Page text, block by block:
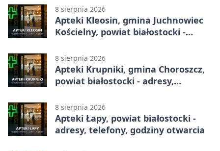
godziny otwarcia
8 sierpnia 2026
Apteki Kleosin, gmina Juchnowiec
Kościelny, powiat białostocki -
8 sierpnia 2026
Apteki Krupniki, gmina Choroszcz,
powiat białostocki - adresy,
8 sierpnia 2026
Apteki Łapy, powiat białostocki -
adresy, telefony, godziny otwarcia